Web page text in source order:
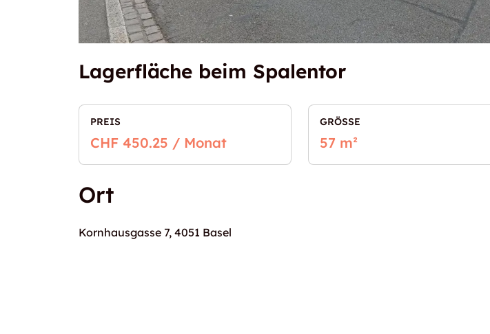
Lagerfläche beim Spalentor
PREIS
CHF 450.25 / Monat
GRÖSSE
57 m²
Ort
Kornhausgasse 7, 4051 Basel